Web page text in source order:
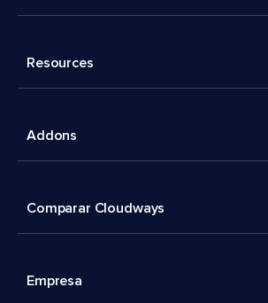
Resources
Addons
Comparar Cloudways
Empresa